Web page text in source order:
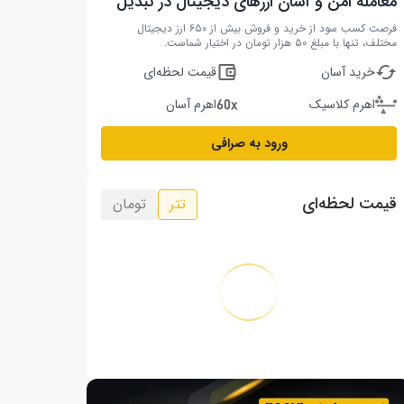
فرصت کسب سود از خرید و فروش بیش از ۶۵۰ ارز دیجیتال
مختلف، تنها با مبلغ ۵۰ هزار تومان در اختیار شماست.
خرید آسان
قیمت لحظه‌ای
اهرم کلاسیک
اهرم آسان
ورود به صرافی
قیمت لحظه‌ای تتر تومان